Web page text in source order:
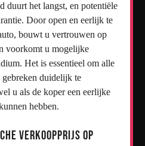
het langst, en potentiële
Door open en eerlijk te
bouwt u vertrouwen op
voorkomt u mogelijke
Het is essentieel om alle
duidelijk te
u als de koper een eerlijke
hebben.
verkoopprijs op